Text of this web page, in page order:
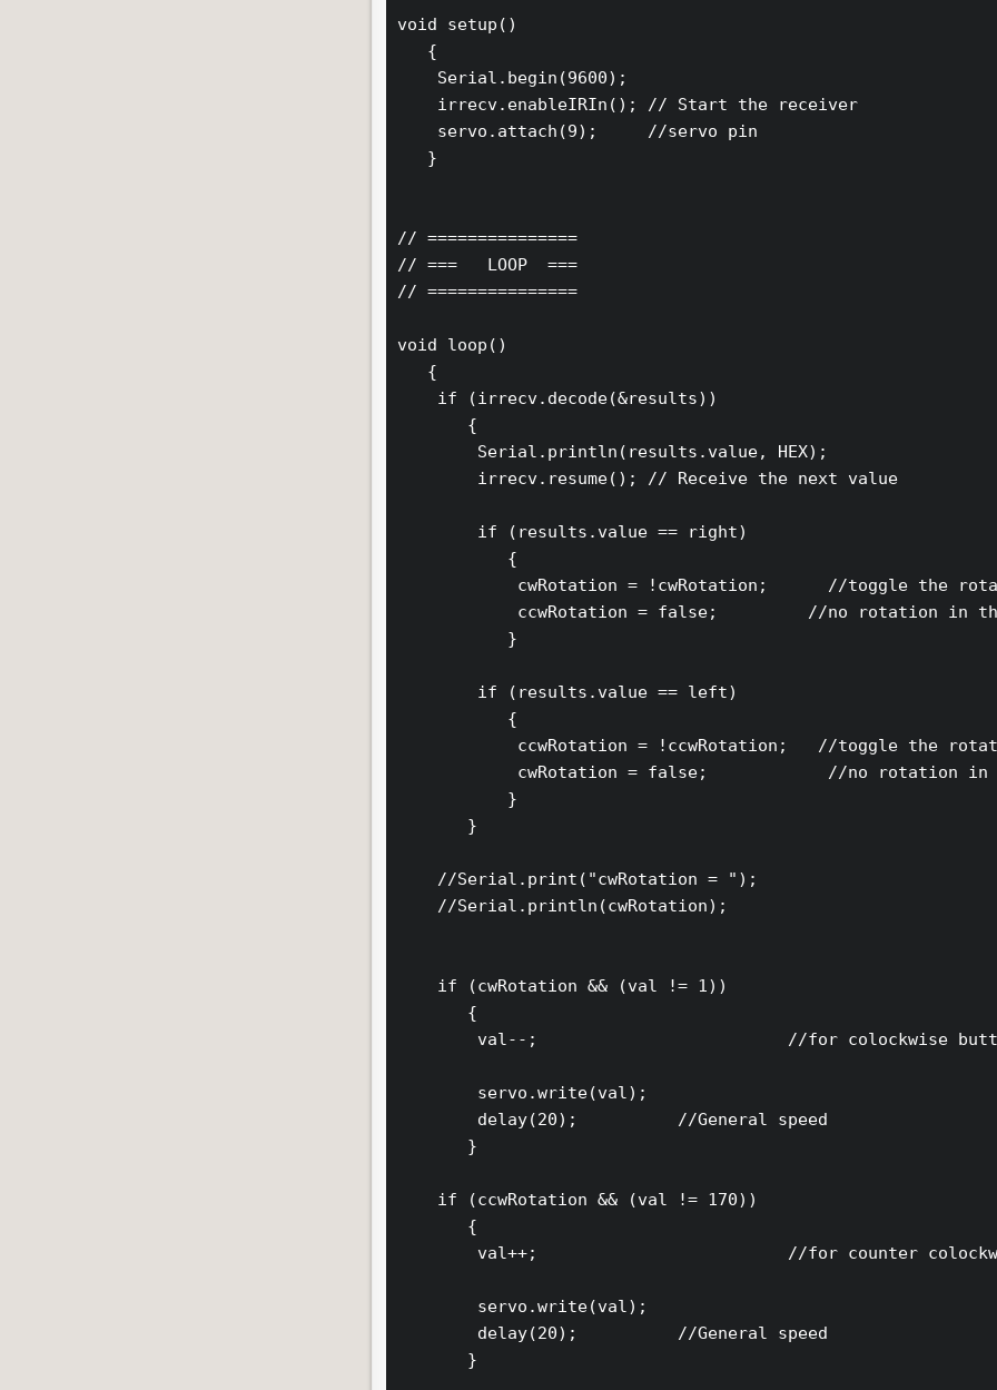
void setup()
   {
    Serial.begin(9600);
    irrecv.enableIRIn(); // Start the receiver
    servo.attach(9);     //servo pin
   }
// ===============
// ===   LOOP  ===
// ===============
void loop()
   {
    if (irrecv.decode(&results))
       {
        Serial.println(results.value, HEX);
        irrecv.resume(); // Receive the next value
        if (results.value == right)
           {
cwRotation = !cwRotation;      //toggle the
ccwRotation = false;         //no rotation in
           }
        if (results.value == left)
           {
ccwRotation = !ccwRotation;   //toggle the
cwRotation = false;            //no rotation in
           }
       }
    //Serial.print("cwRotation = ");
    //Serial.println(cwRotation);
    if (cwRotation && (val != 1))
       {
val--;                         //for colockwise
        servo.write(val);
        delay(20);          //General speed
       }
    if (ccwRotation && (val != 170))
       {
val++;                         //for counter
        servo.write(val);
        delay(20);          //General speed
       }